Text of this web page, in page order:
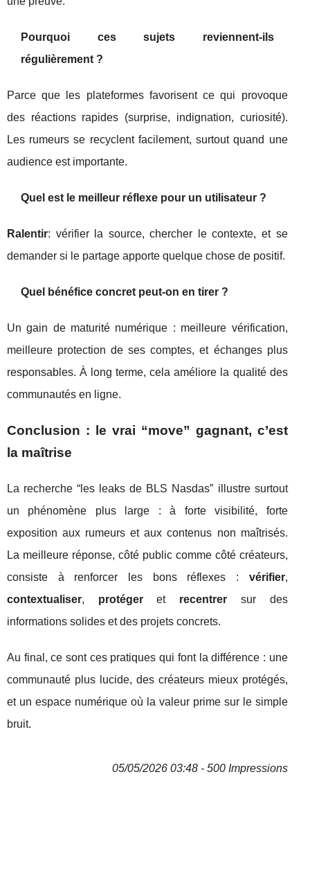
Pourquoi ces sujets reviennent-ils
régulièrement ?
Parce que les plateformes favorisent ce qui provoque
des réactions rapides (surprise, indignation, curiosité).
Les rumeurs se recyclent facilement, surtout quand une
audience est importante.
Quel est le meilleur réflexe pour un utilisateur ?
Ralentir: vérifier la source, chercher le contexte, et se
demander si le partage apporte quelque chose de positif.
Quel bénéfice concret peut-on en tirer ?
Un gain de maturité numérique : meilleure vérification,
meilleure protection de ses comptes, et échanges plus
responsables. À long terme, cela améliore la qualité des
communautés en ligne.
Conclusion : le vrai “move” gagnant, c’est
la maîtrise
La recherche “les leaks de BLS Nasdas” illustre surtout
un phénomène plus large : à forte visibilité, forte
exposition aux rumeurs et aux contenus non maîtrisés.
La meilleure réponse, côté public comme côté créateurs,
consiste à renforcer les bons réflexes : vérifier,
contextualiser, protégeret recentrer sur des
informations solides et des projets concrets.
Au final, ce sont ces pratiques qui font la différence : une
communauté plus lucide, des créateurs mieux protégés,
et un espace numérique où la valeur prime sur le simple
bruit.
05/05/2026 03:48 - 500 Impressions